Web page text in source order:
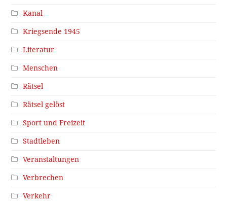
Kanal
Kriegsende 1945
Literatur
Menschen
Rätsel
Rätsel gelöst
Sport und Freizeit
Stadtleben
Veranstaltungen
Verbrechen
Verkehr